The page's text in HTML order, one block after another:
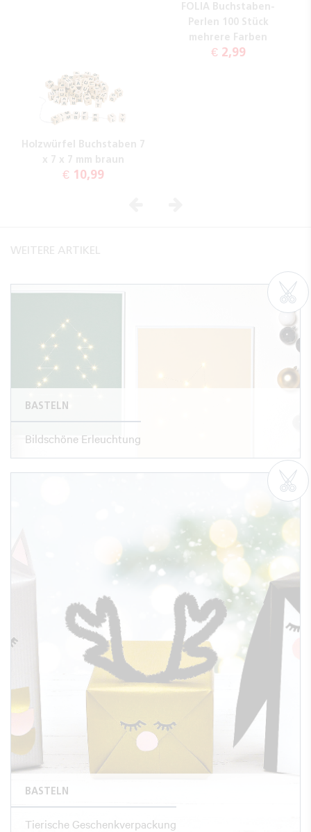
FOLIA Buchstaben-
Perlen 100 Stück
mehrere Farben
€ 2,99
Holzwürfel Buchstaben 7
x 7 x 7 mm braun
€ 10,99
WEITERE ARTIKEL
BASTELN
Bildschöne Erleuchtung
BASTELN
Tierische Geschenkverpackung